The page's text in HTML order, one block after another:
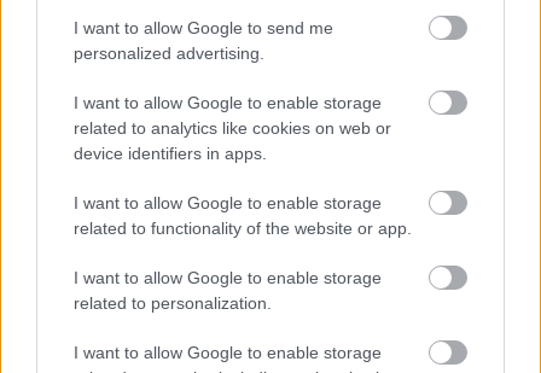
I want to allow Google to send me
personalized advertising.
I want to allow Google to enable storage
related to analytics like cookies on web or
device identifiers in apps.
I want to allow Google to enable storage
related to functionality of the website or app.
I want to allow Google to enable storage
related to personalization.
I want to allow Google to enable storage
Kellemetlen meglepetés érte a
nyári szünetben a Forma–1-es
pilótát
FORMA-1
Zéró kifogás az Alpine-nál, a
célkeresztben
„Ha sikerül feloldani az abroncsokban lévő
potenciált, akkor versenyképesek lehetünk, de a